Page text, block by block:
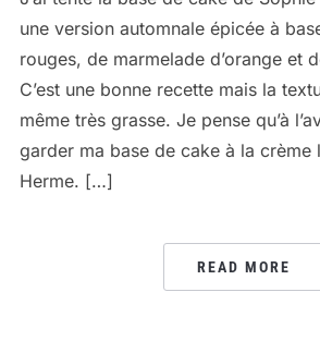
une version automnale épicée à
rouges, de marmelade d’orange et
C’est une bonne recette mais la
même très grasse. Je pense qu’à
garder ma base de cake à la crème
Herme. […]
READ MORE